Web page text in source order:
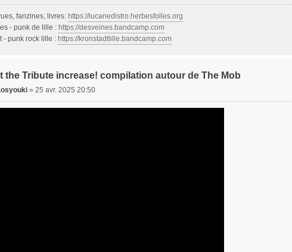
fanzines, livres: https://lucanedistro.herbesfolles.org
- punk de lille : https://desveines.bandcamp.com
- punk rock lille : https://kronstadtlille.bandcamp.com
the Tribute increase! compilation autour de The Mob
»25 avr. 2025 20:50